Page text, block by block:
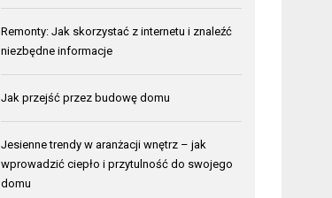
Remonty: Jak skorzystać z internetu i znaleźć
niezbędne informacje
Jak przejść przez budowę domu
Jesienne trendy w aranżacji wnętrz – jak
wprowadzić ciepło i przytulność do swojego
domu